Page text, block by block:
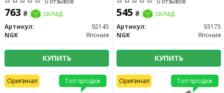
763 ₴ склад
Артикул:
92145
NGK
Япония
КУПИТЬ
545 ₴ склад
Артикул:
93175
NGK
Япония
КУПИТЬ
Топ продаж
Оригинал Топ продаж
Оригинал